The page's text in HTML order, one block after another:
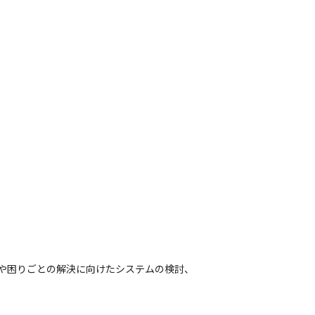
りごとの解決に向けたシステムの検討、